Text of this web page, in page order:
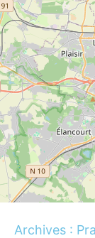
Archives :